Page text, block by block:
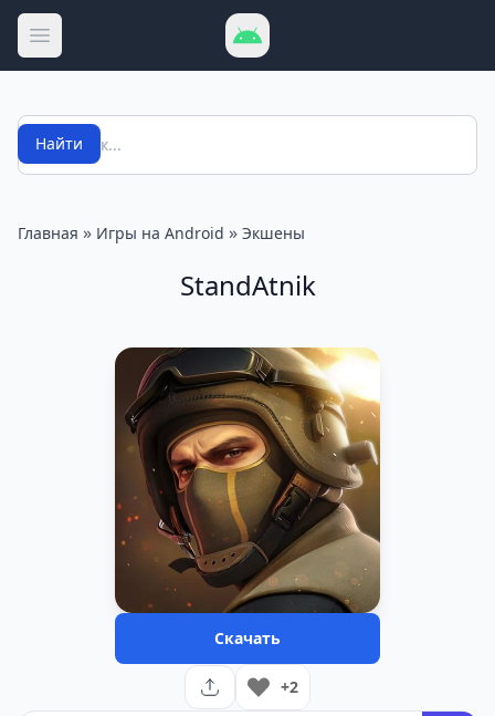
Открыть меню
Поиск
Найти
Главная » Игры на Android » Экшены
StandAtnik
Скачать
+2